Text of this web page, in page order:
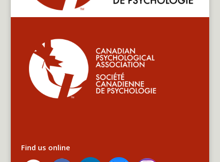
Find us online